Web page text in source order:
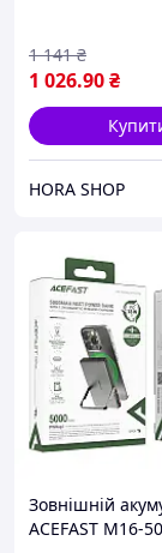
1 026.90₴
1 141 ₴
HORA SHOP
Зовнішній
ACEFAST M16-